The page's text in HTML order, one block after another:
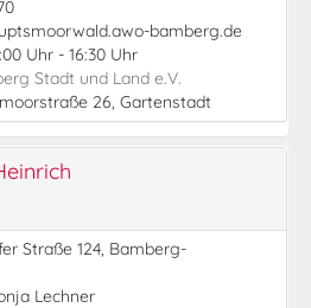
bamberg.de
Uhr - 16:30 Uhr
Stadt und Land e.V.
26, Gartenstadt
Straße 124, Bamberg-
Lechner